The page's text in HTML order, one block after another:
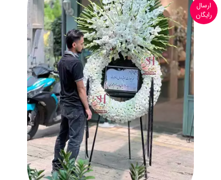
ارسال
رایگان